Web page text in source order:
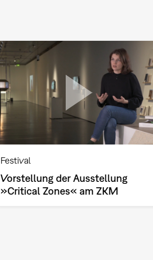
Festival
Vorstellung der Ausstellung
»Critical Zones« am ZKM